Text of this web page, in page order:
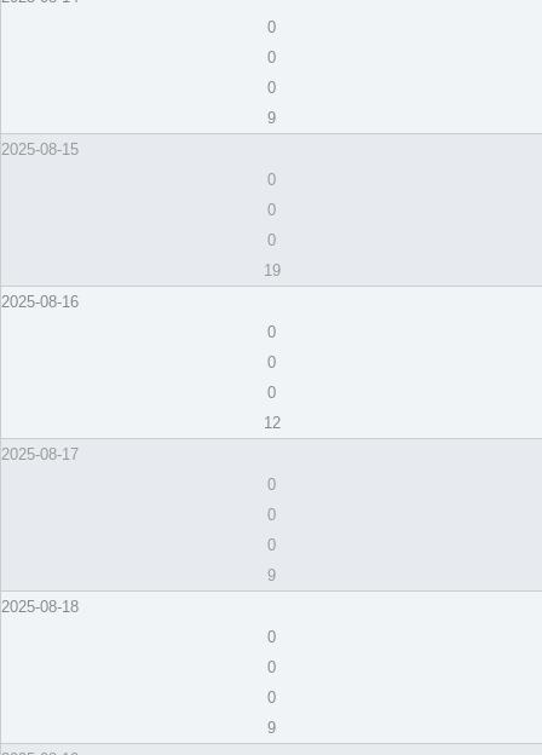
0
0
0
9
2025-08-15
0
0
0
19
2025-08-16
0
0
0
12
2025-08-17
0
0
0
9
2025-08-18
0
0
0
9